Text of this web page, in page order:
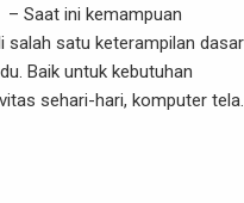
Saat ini kemampuan
salah satu keterampilan dasar
Baik untuk kebutuhan
sehari-hari, komputer
dari kehidupan modern.
meningkatkan